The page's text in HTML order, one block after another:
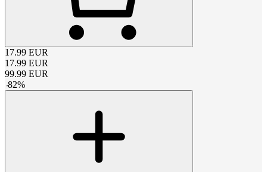
17.99 EUR
17.99 EUR
99.99 EUR
-82%